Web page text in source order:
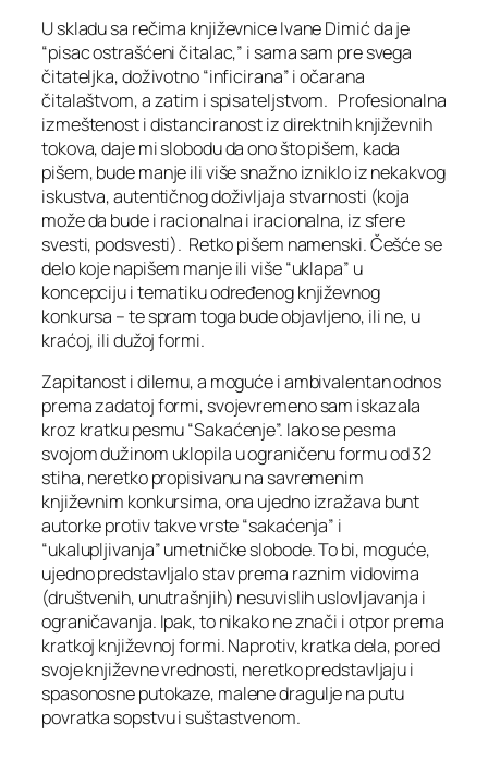
U skladu sa rečima književnice Ivane Dimić da je
“pisac ostrašćeni čitalac,” i sama sam pre svega
čitateljka, doživotno “inficirana” i očarana
čitalaštvom, a zatim i spisateljstvom. Profesionalna
izmeštenost i distanciranost iz direktnih književnih
tokova, daje mi slobodu da ono što pišem, kada
pišem, bude manje ili više snažno izniklo iz nekakvog
iskustva, autentičnog doživljaja stvarnosti (koja
može da bude i racionalna i iracionalna, iz sfere
svesti, podsvesti). Retko pišem namenski. Češće se
delo koje napišem manje ili više “uklapa” u
koncepciju i tematiku određenog književnog
konkursa – te spram toga bude objavljeno, ili ne, u
kraćoj, ili dužoj formi.
Zapitanost i dilemu, a moguće i ambivalentan odnos
prema zadatoj formi, svojevremeno sam iskazala
kroz kratku pesmu “Sakaćenje”. Iako se pesma
svojom dužinom uklopila u ograničenu formu od 32
stiha, neretko propisivanu na savremenim
književnim konkursima, ona ujedno izražava bunt
autorke protiv takve vrste “sakaćenja” i
“ukalupljivanja” umetničke slobode. To bi, moguće,
ujedno predstavljalo stav prema raznim vidovima
(društvenih, unutrašnjih) nesuvislih uslovljavanja i
ograničavanja. Ipak, to nikako ne znači i otpor prema
kratkoj književnoj formi. Naprotiv, kratka dela, pored
svoje književne vrednosti, neretko predstavljaju i
spasonosne putokaze, malene dragulje na putu
povratka sopstvu i suštastvenom.